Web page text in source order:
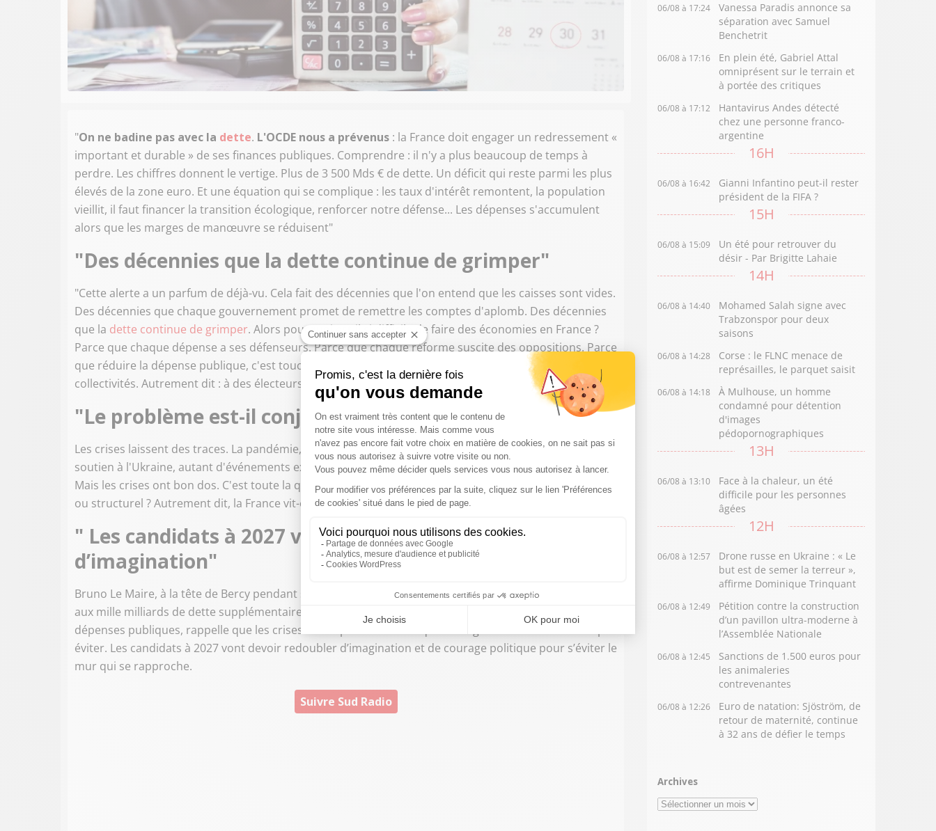
"On ne badine pas avec la dette. L'OCDE nous a prévenus : la France doit engager un redressement «
important et durable » de ses finances publiques. Comprendre : il n'y a plus beaucoup de temps à
perdre. Les chiffres donnent le vertige. Plus de 3 500 Mds € de dette. Un déficit qui reste parmi les plus
élevés de la zone euro. Et une équation qui se complique : les taux d'intérêt remontent, la population
vieillit, il faut financer la transition écologique, renforcer notre défense... Les dépenses s'accumulent
alors que les marges de manœuvre se réduisent"
"Des décennies que la dette continue de grimper"
"Cette alerte a un parfum de déjà-vu. Cela fait des décennies que l'on entend que les caisses sont vides.
Des décennies que chaque gouvernement promet de remettre les comptes d'aplomb. Des décennies
que la dette continue de grimper. Alors pourquoi est-il si difficile de faire des économies en France ?
Parce que chaque dépense a ses défenseurs. Parce que chaque réforme suscite des oppositions. Parce
que réduire la dépense publique, c'est toucher aux services publics, aux prestations sociales ou aux
collectivités. Autrement dit : à des électeurs"
"Le problème est-il conjoncturel ou structurel ?"
Les crises laissent des traces. La pandémie, le quoi qu'il en coûte, la crise énergétique, l'inflation, le
soutien à l'Ukraine, autant d'événements exceptionnels qui ont justifié des dépenses exceptionnelles.
Mais les crises ont bon dos. C'est toute la question posée par l'OCDE : le problème est-il conjoncturel
ou structurel ? Autrement dit, la France vit-elle durablement au-dessus de ses moyens ?"
" Les candidats à 2027 vont devoir redoubler
d’imagination"
Bruno Le Maire, à la tête de Bercy pendant sept ans, présenté par ses détracteurs comme « l'homme
aux mille milliards de dette supplémentaires », formule qu'il conteste, ce n’est pas lui qui décidait des
dépenses publiques, rappelle que les crises ont imposé des choix qu'aucun gouvernement n'aurait pu
éviter. Les candidats à 2027 vont devoir redoubler d’imagination et de courage politique pour s’éviter le
mur qui se rapproche.
Suivre Sud Radio
06/08 à 17:24
Vanessa Paradis annonce sa
séparation avec Samuel
Benchetrit
06/08 à 17:16
En plein été, Gabriel Attal
omniprésent sur le terrain et
à portée des critiques
06/08 à 17:12
Hantavirus Andes détecté
chez une personne franco-
argentine
16H
06/08 à 16:42
Gianni Infantino peut-il rester
président de la FIFA ?
15H
06/08 à 15:09
Un été pour retrouver du
désir - Par Brigitte Lahaie
14H
06/08 à 14:40
Mohamed Salah signe avec
Trabzonspor pour deux
saisons
06/08 à 14:28
Corse : le FLNC menace de
représailles, le parquet saisit
06/08 à 14:18
À Mulhouse, un homme
condamné pour détention
d'images
pédopornographiques
13H
06/08 à 13:10
Face à la chaleur, un été
difficile pour les personnes
âgées
12H
06/08 à 12:57
Drone russe en Ukraine : « Le
but est de semer la terreur »,
affirme Dominique Trinquant
06/08 à 12:49
Pétition contre la construction
d’un pavillon ultra-moderne à
l’Assemblée Nationale
06/08 à 12:45
Sanctions de 1.500 euros pour
les animaleries
contrevenantes
06/08 à 12:26
Euro de natation: Sjöström, de
retour de maternité, continue
à 32 ans de défier le temps
Archives
Archives